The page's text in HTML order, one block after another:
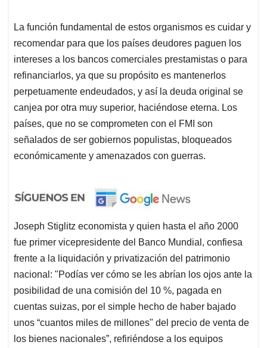
La función fundamental de estos organismos es cuidar y
recomendar para que los países deudores paguen los
intereses a los bancos comerciales prestamistas o para
refinanciarlos, ya que su propósito es mantenerlos
perpetuamente endeudados, y así la deuda original se
canjea por otra muy superior, haciéndose eterna. Los
países, que no se comprometen con el FMI son
señalados de ser gobiernos populistas, bloqueados
económicamente y amenazados con guerras.
Joseph Stiglitz economista y quien hasta el año 2000
fue primer vicepresidente del Banco Mundial, confiesa
frente a la liquidación y privatización del patrimonio
nacional: "Podías ver cómo se les abrían los ojos ante la
posibilidad de una comisión del 10 %, pagada en
cuentas suizas, por el simple hecho de haber bajado
unos “cuantos miles de millones" del precio de venta de
los bienes nacionales”, refiriéndose a los equipos